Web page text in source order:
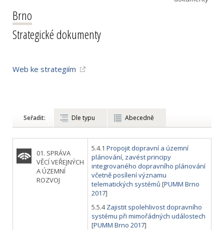
Brno
Strategické dokumenty
Web ke strategiím
Seřadit: Dle typu Abecedně
01. SPRÁVA
VĚCÍ VEŘEJNÝCH
A ÚZEMNÍ
ROZVOJ
5.4.1 Propojit dopravní a územní
plánování, zavést principy
integrovaného dopravního plánování
včetně posílení významu
telematických systémů [PUMM Brno
2017]
5.5.4 Zajistit spolehlivost dopravního
systému při mimořádných událostech
[PUMM Brno 2017]